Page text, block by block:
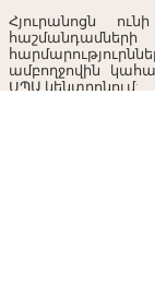
Հյուրանոցն
ամբողջովին
ՍՊԱ կենտրոնում: